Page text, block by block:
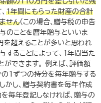
1年間にもらった財産の合計
せん（この場合､贈与税の申告
のことを暦年贈与といいま
を超えることが多いと思われ
することによって、 1 年間当た
ができます。 例えば、評価額
の1 ずつの持分を毎年贈与する
かし、贈与契約書を毎年作成
毎年登記しなければ、贈与の